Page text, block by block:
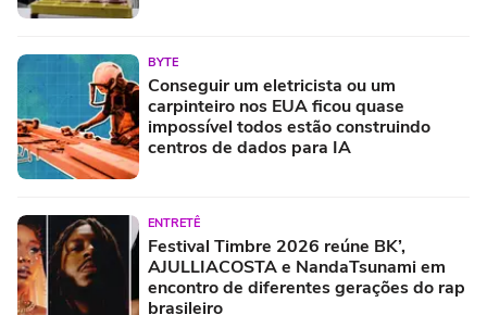
BYTE
Conseguir um eletricista ou um
carpinteiro nos EUA ficou quase
impossível todos estão construindo
centros de dados para IA
ENTRETÊ
Festival Timbre 2026 reúne BK’,
AJULLIACOSTA e NandaTsunami em
encontro de diferentes gerações do rap
brasileiro